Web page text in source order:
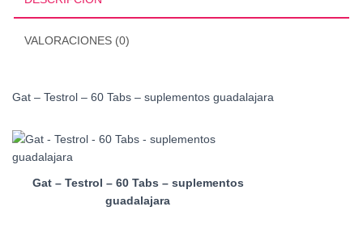
VALORACIONES (0)
Gat – Testrol – 60 Tabs – suplementos guadalajara
Gat – Testrol – 60 Tabs – suplementos
guadalajara